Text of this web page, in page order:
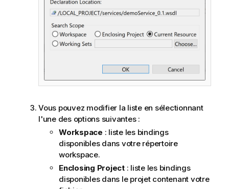
Vous pouvez modifier la liste en sélectionnant
l'une des options suivantes :
Workspace : liste les bindings
disponibles dans votre répertoire
workspace.
Enclosing Project: liste les bindings
disponibles dans le projet contenant votre